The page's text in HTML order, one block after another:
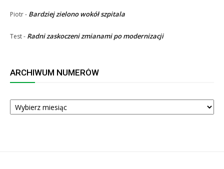
Piotr- Bardziej zielono wokół szpitala
Test- Radni zaskoczeni zmianami po modernizacji
ARCHIWUM NUMERÓW
ARCHIWUM
NUMERÓW